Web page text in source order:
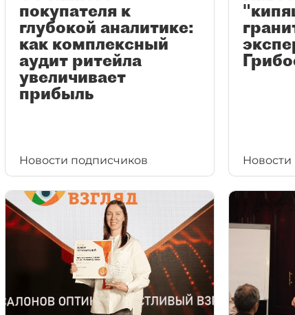
покупателя к
глубокой аналитике:
как комплексный
аудит ритейла
увеличивает
прибыль
Новости подписчиков